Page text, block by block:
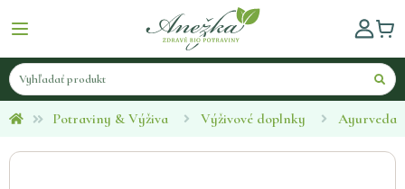
Potraviny & Výživa Výživové doplnky Ayurveda